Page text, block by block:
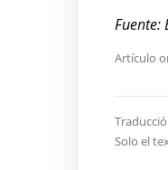
Fuente:
Artículo
Solo el